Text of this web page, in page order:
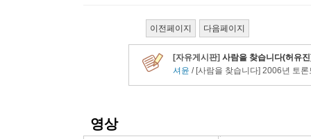
이전페이지 다음페이지
영상